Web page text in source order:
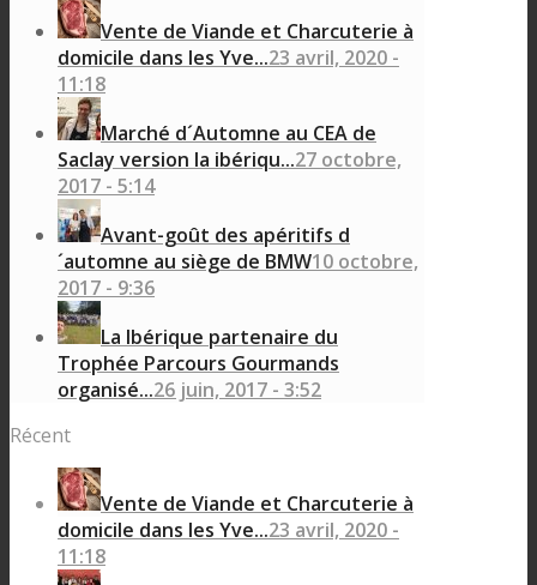
Vente de Viande et Charcuterie à
domicile dans les Yve...23 avril, 2020 -
11:18
Marché d´Automne au CEA de
Saclay version la ibériqu...27 octobre,
2017 - 5:14
Avant-goût des apéritifs d
´automne au siège de BMW10 octobre,
2017 - 9:36
La Ibérique partenaire du
Trophée Parcours Gourmands
organisé...26 juin, 2017 - 3:52
Récent
Vente de Viande et Charcuterie à
domicile dans les Yve...23 avril, 2020 -
11:18